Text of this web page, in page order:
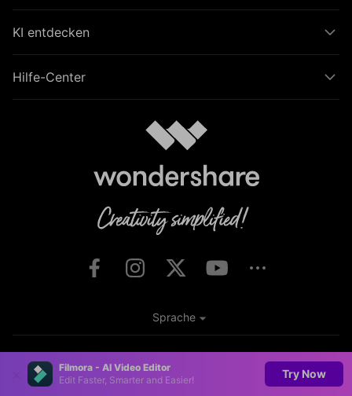
Filmora - AI Video Editor
Edit Faster, Smarter and Easier!
Try Now
KI entdecken
Hilfe-Center
Unsere AGB Datenschutzerklärung
Impressum
Cookie-Einstellungen
Nutzungsbedingungen Rückerstattung
Sprache